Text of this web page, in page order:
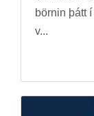
börn­in þátt
v...